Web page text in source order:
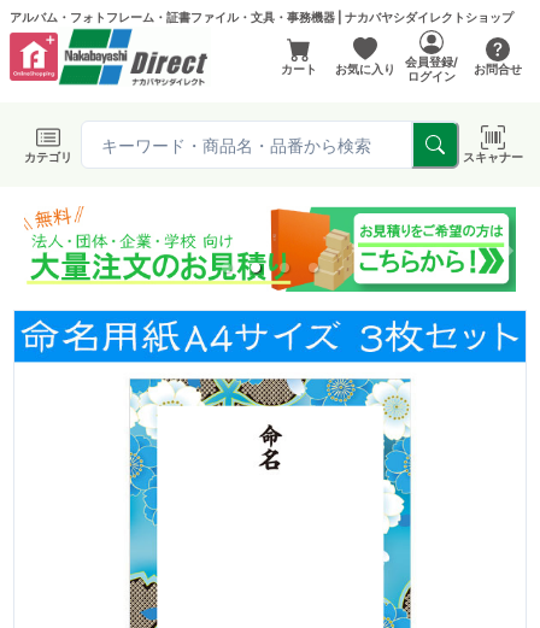
アルバム・フォトフレーム・証書ファイル・文具・事務機器 | ナカバヤシダイレクトショップ
カート お気に入り
会員登録/
ログイン
お問合せ
カテゴリ スキャナー